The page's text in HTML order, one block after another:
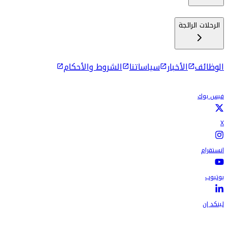
الرحلات الرائجة
الوظائف الأخبار سياساتنا الشروط والأحكام
فيس بوك
X
انستقرام
يوتيوب
لينكد إن